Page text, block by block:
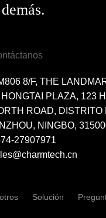
8/F, THE
PLAZA, 123
ROAD, DISTRITO
NINGBO,
27907971
Solución